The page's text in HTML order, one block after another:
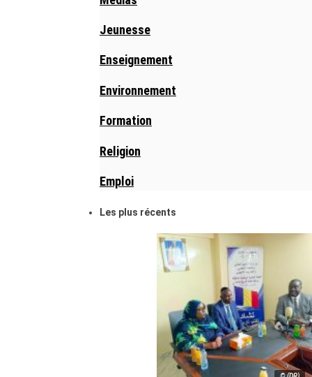
Jeunesse
Enseignement
Environnement
Formation
Religion
Emploi
Les plus récents